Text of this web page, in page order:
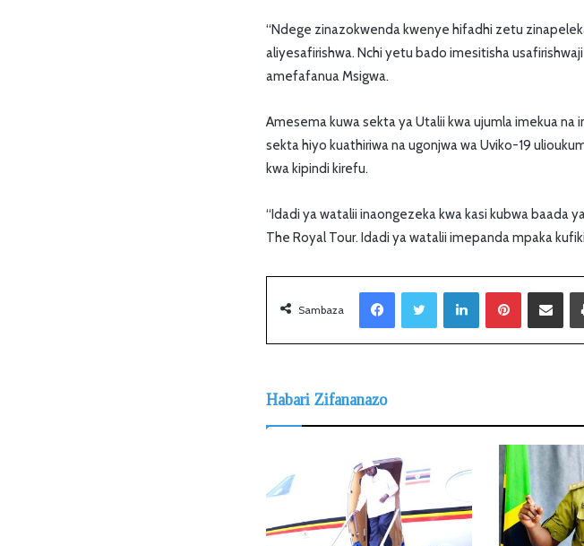
“Ndege zinazokwenda kwenye hifadhi zetu
aliyesafirishwa. Nchi yetu bado imesitisha
amefafanua Msigwa.
Amesema kuwa sekta ya Utalii kwa ujumla imekua
sekta hiyo kuathiriwa na ugonjwa wa Uviko-19
kwa kipindi kirefu.
“Idadi ya watalii inaongezeka kwa kasi kubwa baada
The Royal Tour. Idadi ya watalii imepanda mpaka
Sambaza
LinkedIn Sambaza kupitia barua pepe
Habari Zifananazo